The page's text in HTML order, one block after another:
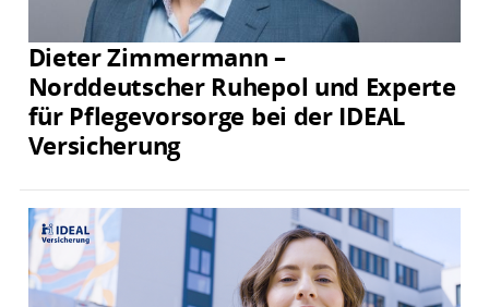
Dieter Zimmermann –
Norddeutscher Ruhepol und Experte
für Pflegevorsorge bei der IDEAL
Versicherung